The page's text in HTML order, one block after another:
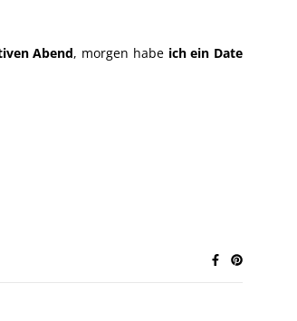
Abend, morgen habe ich ein Date